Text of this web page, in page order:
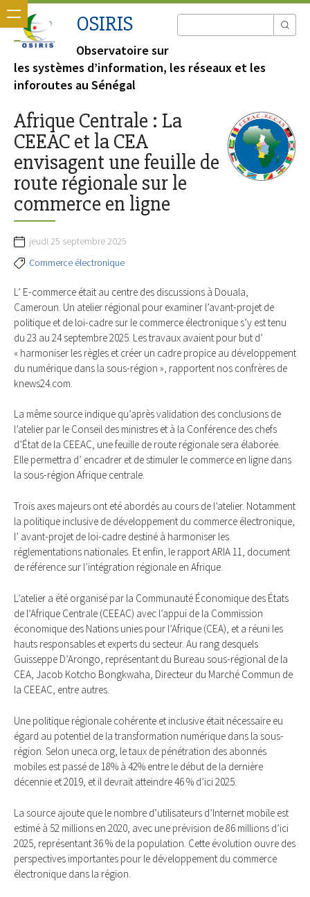
OSIRIS
Observatoire sur
les systèmes d’information, les réseaux et les
inforoutes au Sénégal
Afrique Centrale : La
CEEAC et la CEA
envisagent une feuille de
route régionale sur le
commerce en ligne
jeudi 25 septembre 2025
Commerce électronique
L’ E-commerce était au centre des discussions à Douala,
Cameroun. Un atelier régional pour examiner l’avant-projet de
politique et de loi-cadre sur le commerce électronique s’y est tenu
du 23 au 24 septembre 2025. Les travaux avaient pour but d’
« harmoniser les règles et créer un cadre propice au développement
du numérique dans la sous-région », rapportent nos confrères de
knews24.com.
La même source indique qu’après validation des conclusions de
l’atelier par le Conseil des ministres et à la Conférence des chefs
d’État de la CEEAC, une feuille de route régionale sera élaborée.
Elle permettra d’ encadrer et de stimuler le commerce en ligne dans
la sous-région Afrique centrale.
Trois axes majeurs ont eté abordés au cours de l’atelier. Notamment
la politique inclusive de développement du commerce électronique,
l’ avant-projet de loi-cadre destiné à harmoniser les
réglementations nationales. Et enfin, le rapport ARIA 11, document
de référence sur l’intégration régionale en Afrique.
L’atelier a été organisé par la Communauté Économique des États
de l’Afrique Centrale (CEEAC) avec l’appui de la Commission
économique des Nations unies pour l’Afrique (CEA), et a réuni les
hauts responsables et experts du secteur. Au rang desquels
Guisseppe D’Arongo, représentant du Bureau sous-régional de la
CEA, Jacob Kotcho Bongkwaha, Directeur du Marché Commun de
la CEEAC, entre autres.
Une politique régionale cohérente et inclusive était nécessaire eu
égard au potentiel de la transformation numérique dans la sous-
région. Selon uneca.org, le taux de pénétration des abonnés
mobiles est passé de 18% à 42% entre le début de la dernière
décennie et 2019, et il devrait atteindre 46 % d’ici 2025.
La source ajoute que le nombre d’utilisateurs d’Internet mobile est
estimé à 52 millions en 2020, avec une prévision de 86 millions d’ici
2025, représentant 36 % de la population. Cette évolution ouvre des
perspectives importantes pour le développement du commerce
électronique dans la région.